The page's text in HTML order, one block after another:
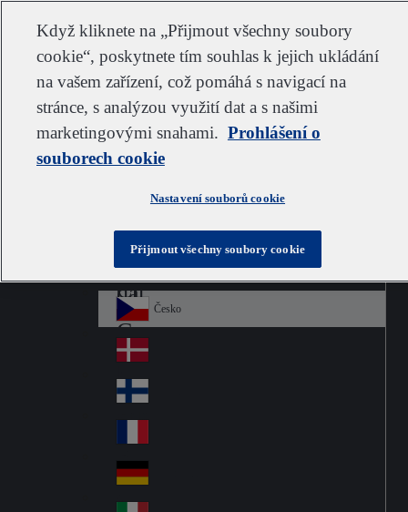
Go to home
Jump to navigation
Jump to content
Zákaznická podpora Kontaktujte nás Odebírat Kariéra ve společnosti IDEXX
Czech
Au
str
ali
Australia
Au
Österreich
azi
Ca
na
da
Canada
Ch
ina
中国大陆
Cz
ec
h
Česko
De
nm
ark
Fin
d
Fra
nc
e
Ge
Když kliknete na „Přijmout všechny soubory
cookie“, poskytnete tím souhlas k jejich ukládání
na vašem zařízení, což pomáhá s navigací na
stránce, s analýzou využití dat a s našimi
marketingovými snahami. Prohlášení o
souborech cookie
Nastavení souborů cookie
Přijmout všechny soubory cookie